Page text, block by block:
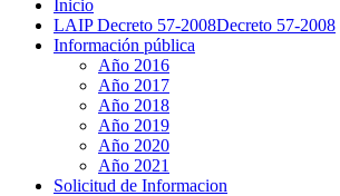
Inicio
LAIP Decreto 57-2008Decreto 57-2008
Información pública
Año 2016
Año 2017
Año 2018
Año 2019
Año 2020
Año 2021
Solicitud de Informacion